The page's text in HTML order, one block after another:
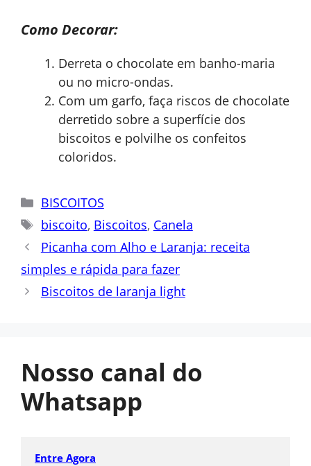
Como Decorar:
Derreta o chocolate em banho-maria
ou no micro-ondas.
Com um garfo, faça riscos de chocolate
derretido sobre a superfície dos
biscoitos e polvilhe os confeitos
coloridos.
Categorias
BISCOITOS
Tags
biscoito, Biscoitos, Canela
Picanha com Alho e Laranja: receita
simples e rápida para fazer
Biscoitos de laranja light
Nosso canal do
Whatsapp
Entre Agora